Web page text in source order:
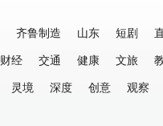
齐鲁制造 山东 短剧
财经 交通 健康 文旅
灵境 深度 创意 观察